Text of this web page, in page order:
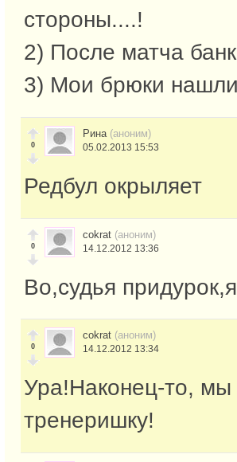
стороны....!
2) После матча
3) Мои брюки
0
Рина (аноним)
05.02.2013 15:53
Редбул окрыляет
0
cokrat (аноним)
14.12.2012 13:36
Во,судья
0
cokrat (аноним)
14.12.2012 13:34
Ура!Наконец-то, мы
тренеришку!